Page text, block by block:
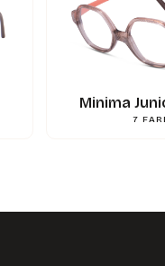
Minima
7